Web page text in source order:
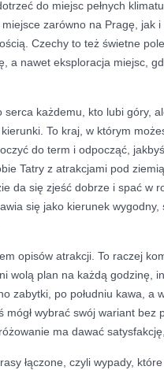
do miejsc pełnych
zarówno na Pragę, jak i
Czechy to też świetne
a nawet eksploracja miejsc,
serca każdemu, kto lubi góry,
To kraj, w którym
do term i odpocząć,
Tatry z atrakcjami pod
da się zjeść dobrze i spać w
się jako kierunek
opisów atrakcji. To raczej
wolą plan na każdą godzinę,
zabytki, po południu kawa, a
mógł wybrać swój wariant bez
ma dawać
łączone, czyli wypady,